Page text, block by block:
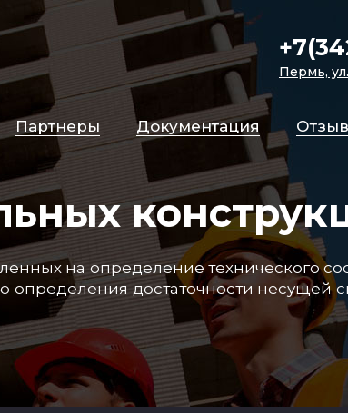
Пермь,
Пар­тне­ры До­ку­мен­та­ция
на оп­ре­де­ле­ние тех­ни­чес­ко­го
дос­та­точ­нос­ти не­су­щей